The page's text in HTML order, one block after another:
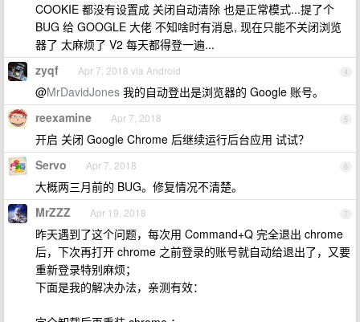
COOKIE 都没有设置成 关闭自动清除 也是正常模式...提了个
BUG 给 GOOGLE 大佬 不知啥时有消息, 现在只能不关闭浏览
器了 太麻烦了 V2 每天都得登一遍...
4
zyqf Apr 7, 2018 via Android
@MrDavidJones 我的自动登出是浏览器的 Google 账号。
5
reexamine Apr 7, 2018
开启 关闭 Google Chrome 后继续运行后台应用 试试？
6
Servo Apr 7, 2018
大概两三月前的 BUG。修复情况不清楚。
7
MrZZZ Apr 19, 2018
昨天遇到了这个问题，每次用 Command+Q 完全退出 chrome
后，下次再打开 chrome 之前登录的账号就自动给退出了，又要
重新登录特别麻烦；
下面是我的解决办法，亲测有效：